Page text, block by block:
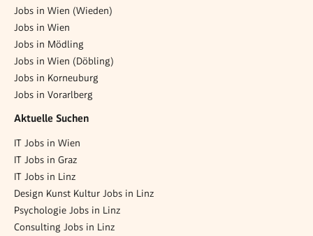
Jobs in Wien (Wieden)
Jobs in Wien
Jobs in Mödling
Jobs in Wien (Döbling)
Jobs in Korneuburg
Jobs in Vorarlberg
Aktuelle Suchen
IT Jobs in Wien
IT Jobs in Graz
IT Jobs in Linz
Design Kunst Kultur Jobs in Linz
Psychologie Jobs in Linz
Consulting Jobs in Linz